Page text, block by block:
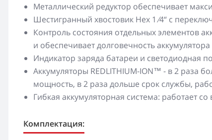
Металлический редуктор обеспечивает
Шестигранный хвостовик Нех 1 ⁄4“ с
Контроль состояния отдельных элементов
и обеспечивает долговечность аккумулятора
Индикатор заряда батареи и светодиодная
Аккумуляторы REDLITHIUM-ION™ - в 2 раза
мощность, в 2 раза дольше срок службы,
Гибкая аккумуляторная система: работает
Комплектация: